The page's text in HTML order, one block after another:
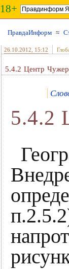
18+
ПравдаИнформ ≈
26.10.2012 , 15:12
5.4.2 Центр
5.4.2